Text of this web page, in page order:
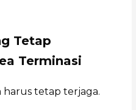
Tetap
Terminasi
tetap terjaga.